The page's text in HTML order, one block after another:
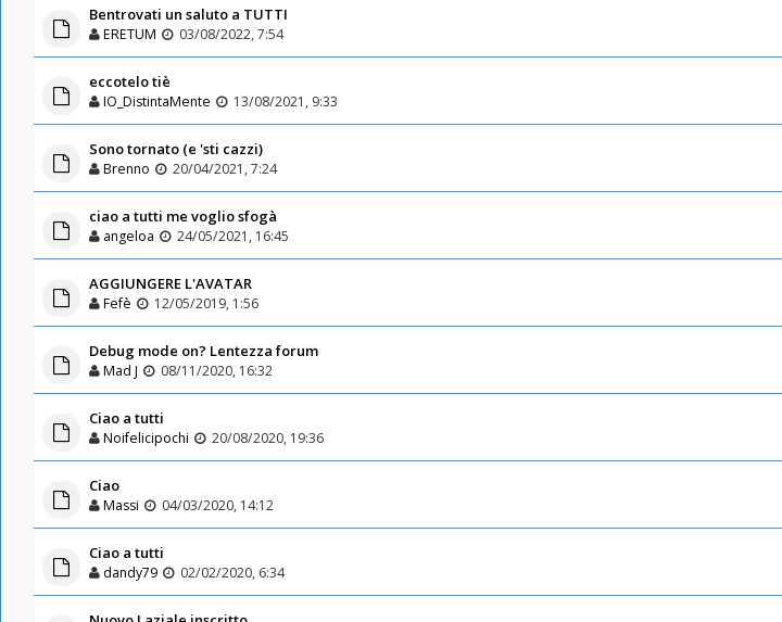
Bentrovati un saluto a TUTTI
ERETUM 03/08/2022, 7:54
eccotelo tiè
IO_DistintaMente 13/08/2021, 9:33
Sono tornato (e 'sti cazzi)
Brenno 20/04/2021, 7:24
ciao a tutti me voglio sfogà
angeloa 24/05/2021, 16:45
AGGIUNGERE L'AVATAR
Fefè 12/05/2019, 1:56
Debug mode on? Lentezza forum
Mad J 08/11/2020, 16:32
Ciao a tutti
Noifelicipochi 20/08/2020, 19:36
Ciao
Massi 04/03/2020, 14:12
Ciao a tutti
dandy79 02/02/2020, 6:34